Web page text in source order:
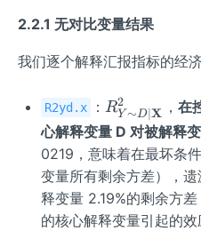
2.2.1 无对比变量结果
我们逐个解释汇报指标的经
R2yd.x ： R_
{Y
\sim
D
\mid
\mat
hbf
RY ∼D∣ X
2 ， 在
心解释变量 D 对被解释
0219，意味着在最坏条
变量所有剩余方差），
释变量 2.19%的剩余方
的核心解释变量引起的效